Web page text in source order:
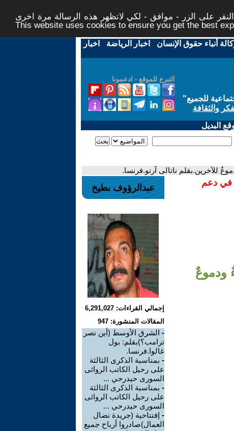
على الزر - موافق - لكي لاتظهر هذه الرسالة مرة اخرى -
This website uses cookies to ensure you get the best
أنباء حقوق الإنسان - اخبار الرياضة - اخبار
التبرع للموقع - ادعمونا
للجميع"
والثقافة
البديل
للآخرين.بقلم ناتالى آرتو.فرنسا.
في دعم
ودموعٌ
عبدالرؤوف بطيخ
إجمالي القراءات: 6,291,027
المقالات المنشورة: 947
- الشرق الأوسط (أين نصر
ترامب؟)بقلم: بول
غالوا.فرنسا.
- بمناسبة الذكرى الثالثة
على رحيل الكاتب الروائى
السورى حيدرحي ...
- بمناسبة الذكرى الثالثة
على رحيل الكاتب الروائى
السورى حيدرحي ...
- إفتتاحية (جريدة نضال
العمال)صادروا أرباح جميع